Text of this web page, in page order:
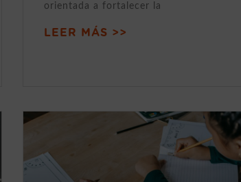
orientada a fortalecer la
LEER MÁS >>